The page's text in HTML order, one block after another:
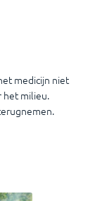
medicijn niet
het milieu.